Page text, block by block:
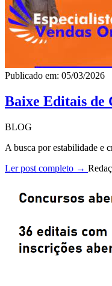
Publicado em: 05/03/2026
Baixe Editais de
BLOG
A busca por estabilidade e
Ler post completo →